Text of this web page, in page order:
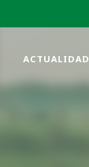
ACTUALIDAD